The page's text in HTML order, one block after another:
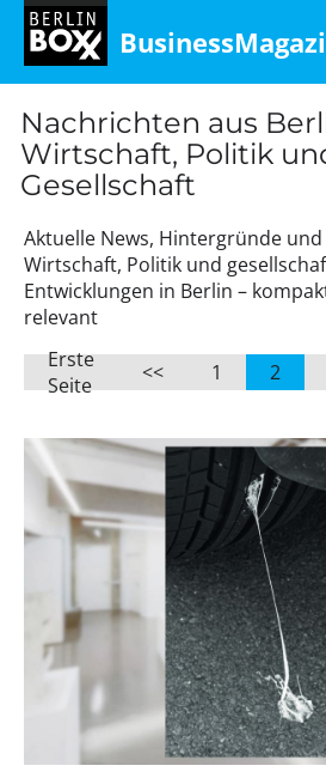
Nachrichten aus
Wirtschaft, Politik
Gesellschaft
Aktuelle News, Hintergründe und
Wirtschaft, Politik und
Entwicklungen in Berlin –
relevant
Erste
Seite
<< 1 2